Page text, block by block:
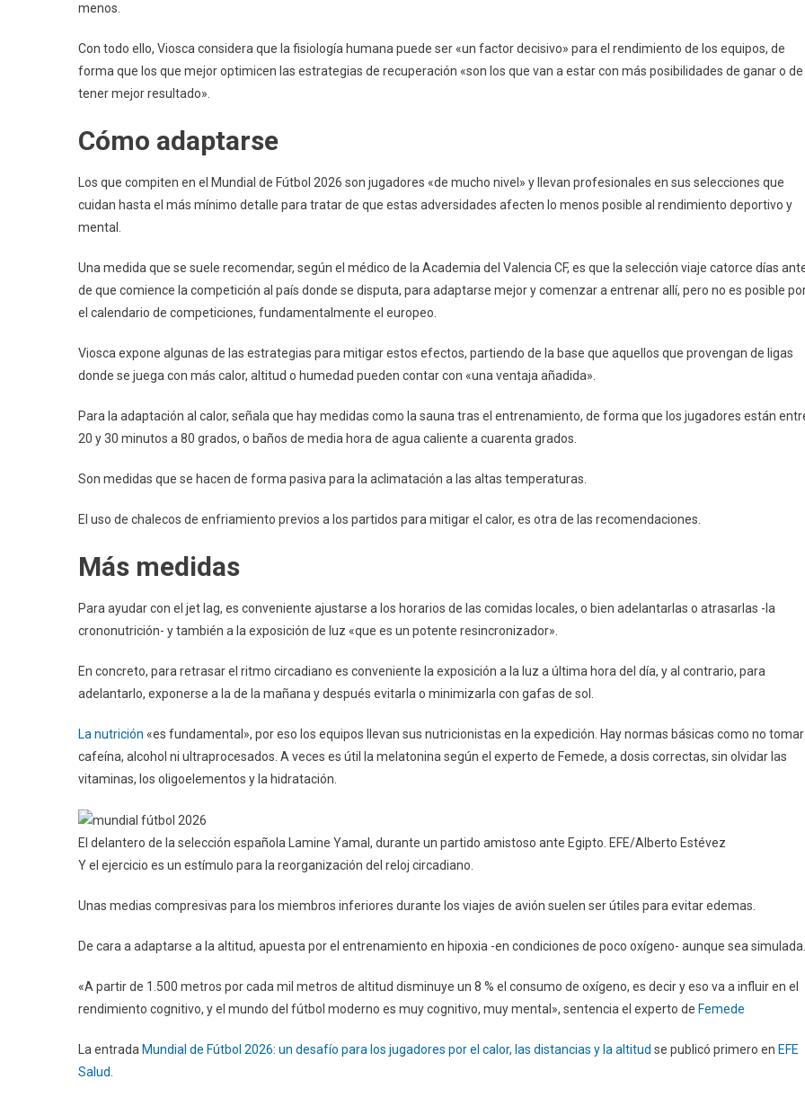
menos.
Con todo ello, Viosca considera que la fisiología humana puede ser «un factor decisivo» para el rendimiento de los equipos, de
forma que los que mejor optimicen las estrategias de recuperación «son los que van a estar con más posibilidades de ganar o de
tener mejor resultado».
Cómo adaptarse
Los que compiten en el Mundial de Fútbol 2026 son jugadores «de mucho nivel» y llevan profesionales en sus selecciones que
cuidan hasta el más mínimo detalle para tratar de que estas adversidades afecten lo menos posible al rendimiento deportivo y
mental.
Una medida que se suele recomendar, según el médico de la Academia del Valencia CF, es que la selección viaje catorce días
de que comience la competición al país donde se disputa, para adaptarse mejor y comenzar a entrenar allí, pero no es posible
el calendario de competiciones, fundamentalmente el europeo.
Viosca expone algunas de las estrategias para mitigar estos efectos, partiendo de la base que aquellos que provengan de ligas
donde se juega con más calor, altitud o humedad pueden contar con «una ventaja añadida».
Para la adaptación al calor, señala que hay medidas como la sauna tras el entrenamiento, de forma que los jugadores están
20 y 30 minutos a 80 grados, o baños de media hora de agua caliente a cuarenta grados.
Son medidas que se hacen de forma pasiva para la aclimatación a las altas temperaturas.
El uso de chalecos de enfriamiento previos a los partidos para mitigar el calor, es otra de las recomendaciones.
Más medidas
Para ayudar con el jet lag, es conveniente ajustarse a los horarios de las comidas locales, o bien adelantarlas o atrasarlas -la
crononutrición- y también a la exposición de luz «que es un potente resincronizador».
En concreto, para retrasar el ritmo circadiano es conveniente la exposición a la luz a última hora del día, y al contrario, para
adelantarlo, exponerse a la de la mañana y después evitarla o minimizarla con gafas de sol.
La nutrición «es fundamental», por eso los equipos llevan sus nutricionistas en la expedición. Hay normas básicas como no tomar
cafeína, alcohol ni ultraprocesados. A veces es útil la melatonina según el experto de Femede, a dosis correctas, sin olvidar las
vitaminas, los oligoelementos y la hidratación.
El delantero de la selección española Lamine Yamal, durante un partido amistoso ante Egipto. EFE/Alberto Estévez
Y el ejercicio es un estímulo para la reorganización del reloj circadiano.
Unas medias compresivas para los miembros inferiores durante los viajes de avión suelen ser útiles para evitar edemas.
De cara a adaptarse a la altitud, apuesta por el entrenamiento en hipoxia -en condiciones de poco oxígeno- aunque sea simulada.
«A partir de 1.500 metros por cada mil metros de altitud disminuye un 8 % el consumo de oxígeno, es decir y eso va a influir en el
rendimiento cognitivo, y el mundo del fútbol moderno es muy cognitivo, muy mental», sentencia el experto de Femede
La entrada Mundial de Fútbol 2026: un desafío para los jugadores por el calor, las distancias y la altitud se publicó primero en EFE
Salud